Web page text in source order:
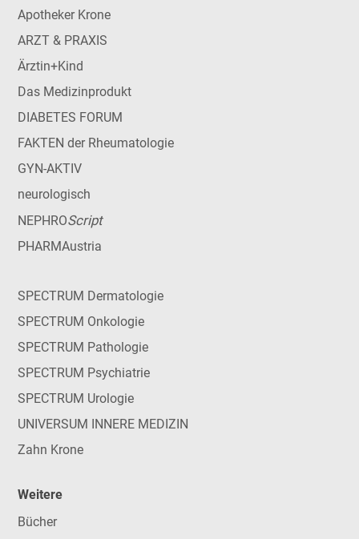
Apotheker Krone
ARZT & PRAXIS
Ärztin+Kind
Das Medizinprodukt
DIABETES FORUM
FAKTEN der Rheumatologie
GYN-AKTIV
neurologisch
NEPHROScript
PHARMAustria
SPECTRUM Dermatologie
SPECTRUM Onkologie
SPECTRUM Pathologie
SPECTRUM Psychiatrie
SPECTRUM Urologie
UNIVERSUM INNERE MEDIZIN
Zahn Krone
Weitere
Bücher